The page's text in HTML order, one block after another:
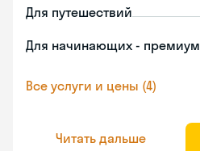
Для путешествий
Для начинающих - премиум
Все услуги и цены (4)
Читать дальше